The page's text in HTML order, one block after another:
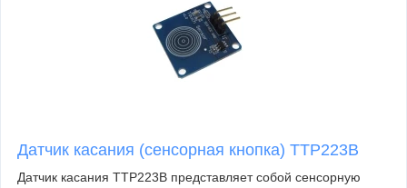
Датчик касания (сенсорная кнопка) TTP223B
Датчик касания TTP223B представляет собой сенсорную